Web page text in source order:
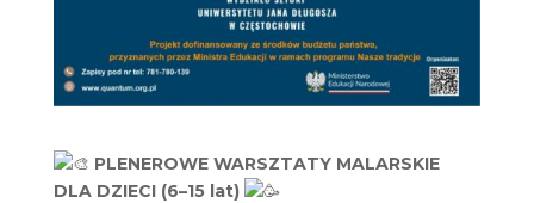
PLENEROWE WARSZTATY MALARSKIE
DLA DZIECI (6–15 lat)